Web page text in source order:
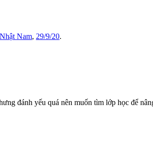
Nam, 29/9/20.
đánh yếu quá nên muốn tìm lớp học để